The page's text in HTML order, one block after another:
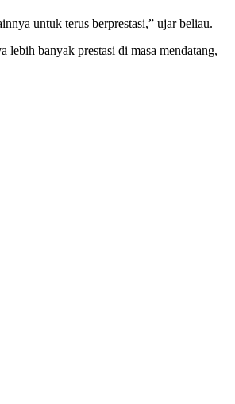
untuk terus berprestasi,” ujar beliau.
banyak prestasi di masa mendatang,